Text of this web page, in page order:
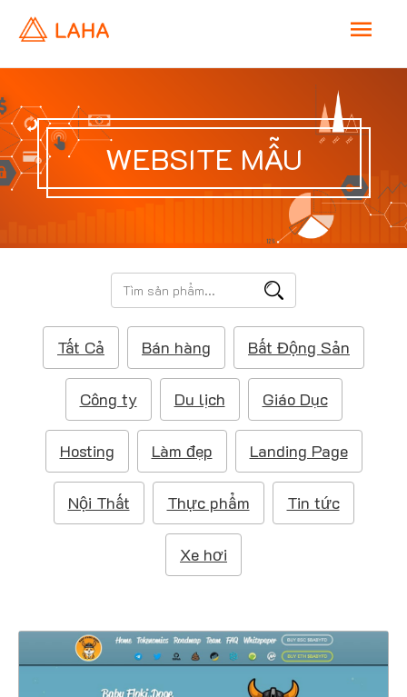
M
a
i
n
n
u
WEBSITE MẪU
T
ì
m
i
ế
m
Tất Cả Bán hàng Bất Động Sản
Công ty Du lịch Giáo Dục
Hosting Làm đẹp Landing Page
Nội Thất Thực phẩm Tin tức
Xe hơi